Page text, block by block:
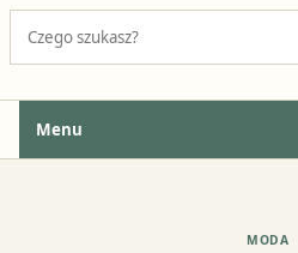
Menu
MODA